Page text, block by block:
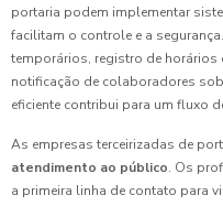
portaria podem implementar
facilitam o controle e a
temporários, registro de horários
notificação de colaboradores
eficiente contribui para um fluxo
As empresas terceirizadas de
atendimento ao público. Os
a primeira linha de contato para